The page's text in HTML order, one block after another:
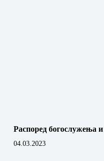
Распоред богослужења
04.03.2023